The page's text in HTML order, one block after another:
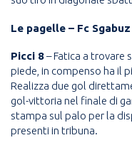
Le pagelle – Fc Sgabuz
Picci 8– Fatica a trovare
piede, in compenso ha il
Realizza due gol
gol-vittoria nel finale di
stampa sul palo per la
presenti in tribuna.